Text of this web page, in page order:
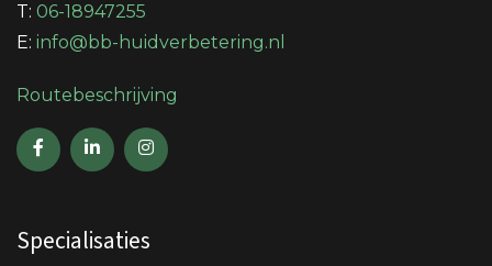
T: 06-18947255
E: info@bb-huidverbetering.nl
Routebeschrijving
Specialisaties